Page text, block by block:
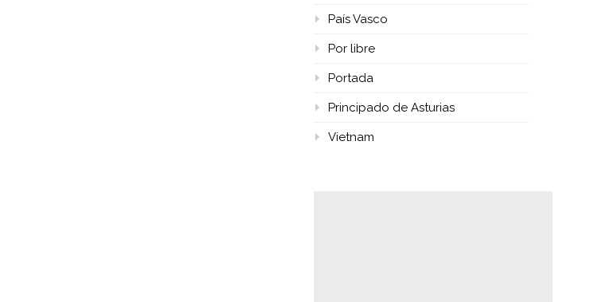
País Vasco
Por libre
Portada
Principado de Asturias
Vietnam